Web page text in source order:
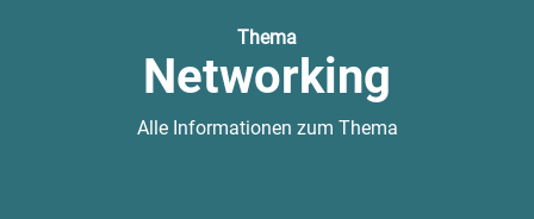
Thema
Networking
Alle Informationen zum Thema